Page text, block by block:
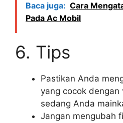
Baca juga: Cara
Pada Ac Mobil
6. Tips
Pastikan Anda
yang cocok dengan
sedang Anda
Jangan mengubah